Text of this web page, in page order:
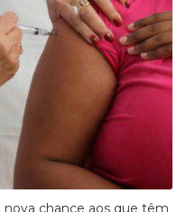
nova chance aos que têm